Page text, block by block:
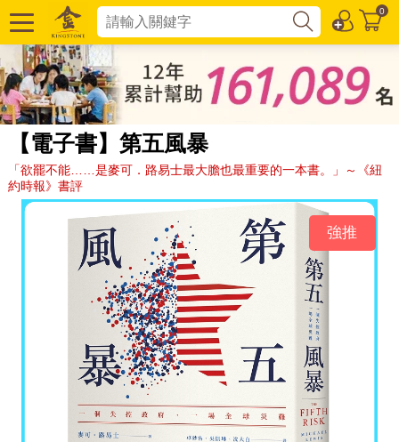
0
【電子書】第五風暴
「欲罷不能……是麥可．路易士最大膽也最重要的一本書。」～《紐
約時報》書評
強推